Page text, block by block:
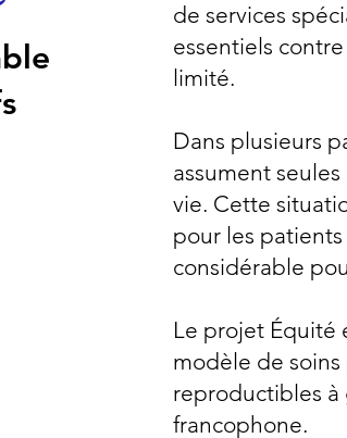
de services
essentiels
limité.
Dans plusieurs
assument
vie. Cette
pour les
considérable
Le projet Équité
modèle de
reproductibles
francophone.